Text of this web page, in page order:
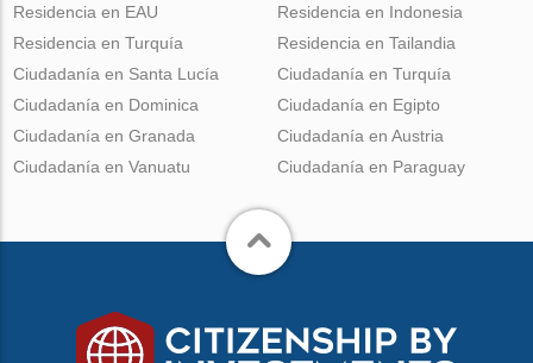
Residencia en EAU
Residencia en Turquía
Residencia en Indonesia
Residencia en Tailandia
Ciudadanía en Santa Lucía
Ciudadanía en Dominica
Ciudadanía en Granada
Ciudadanía en Vanuatu
Ciudadanía en Turquía
Ciudadanía en Egipto
Ciudadanía en Austria
Ciudadanía en Paraguay